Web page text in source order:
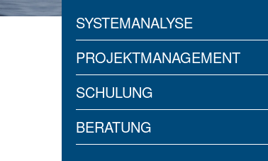
SYSTEMANALYSE
PROJEKTMANAGEMENT
SCHULUNG
BERATUNG